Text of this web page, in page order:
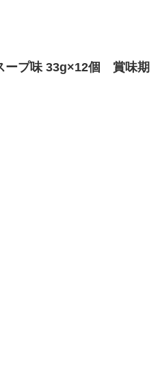
ープ味 33g×12個 賞味期